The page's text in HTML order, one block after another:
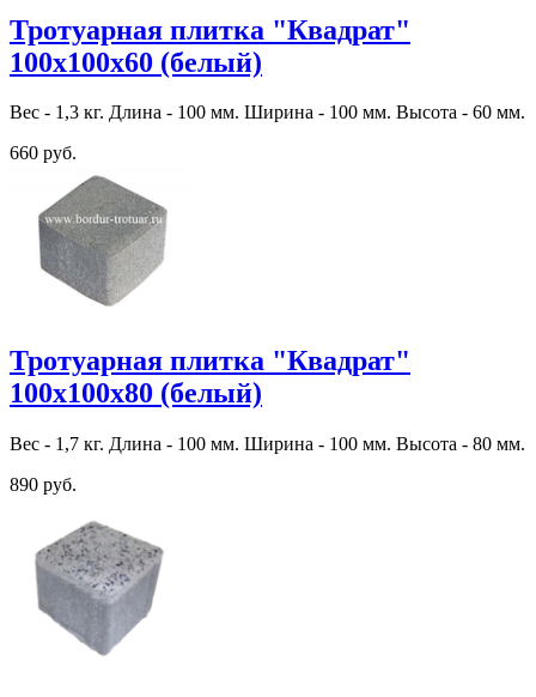
Тротуарная плитка "Квадрат"
100х100х60 (белый)
Вес - 1,3 кг. Длина - 100 мм. Ширина - 100 мм. Высота - 60 мм.
660 руб.
Тротуарная плитка "Квадрат"
100х100х80 (белый)
Вес - 1,7 кг. Длина - 100 мм. Ширина - 100 мм. Высота - 80 мм.
890 руб.